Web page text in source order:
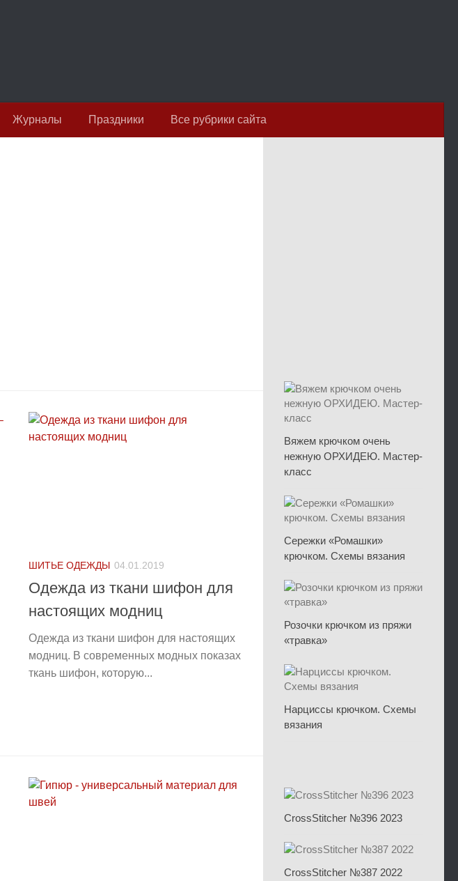
Журналы Праздники Все рубрики сайта
ШИТЬЕ ОДЕЖДЫ 04.01.2019
Одежда из ткани шифон для
настоящих модниц
Одежда из ткани шифон для настоящих
модниц. В современных модных показах
ткань шифон, которую...
Вяжем крючком очень
нежную ОРХИДЕЮ. Мастер-
класс
Сережки «Ромашки»
крючком. Схемы вязания
Розочки крючком из пряжи
«травка»
Нарциссы крючком. Схемы
вязания
CrossStitcher №396 2023
CrossStitcher №387 2022